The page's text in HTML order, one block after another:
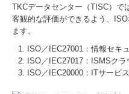
TKCデータセンター（TISC）で
客観的な評価ができるよう、
ます。
ISO／IEC27001：情報セキ
ISO／IEC27017：ISMSク
ISO／IEC20000：ITサービ